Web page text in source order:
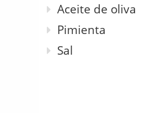
Aceite de oliva
Pimienta
Sal